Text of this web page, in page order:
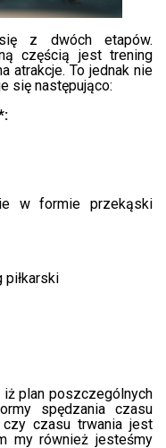
się z dwóch etapów.
częścią jest trening
atrakcje. To jednak nie
się następująco:
w formie przekąski
piłkarski
iż plan poszczególnych
spędzania czasu
czasu trwania jest
my również jesteśmy